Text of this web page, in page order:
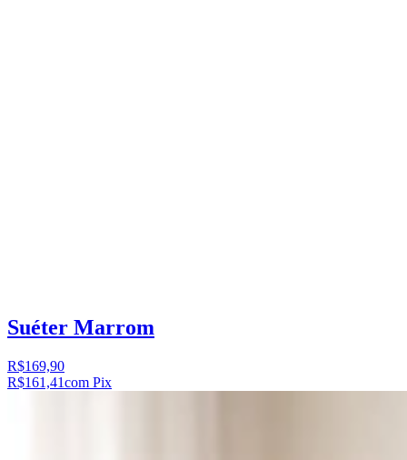
Suéter Marrom
R$169,90
R$161,41com Pix